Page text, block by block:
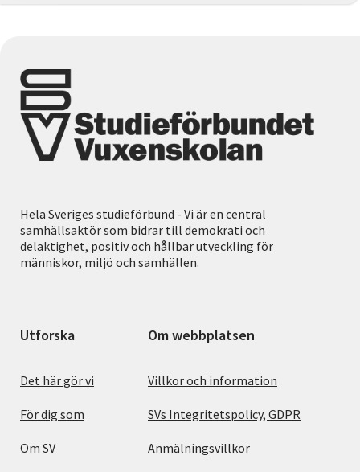
Hela Sveriges studieförbund - Vi är en central
samhällsaktör som bidrar till demokrati och
delaktighet, positiv och hållbar utveckling för
människor, miljö och samhällen.
Utforska
Det här gör vi
För dig som
Om SV
Om webbplatsen
Villkor och information
SVs Integritetspolicy, GDPR
Anmälningsvillkor